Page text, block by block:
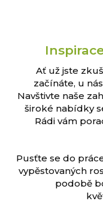
Ať už jste
začínáte, u
Navštivte naše
široké nabídky
Rádi vám
Pusťte se do
vypěstovaných
podobě